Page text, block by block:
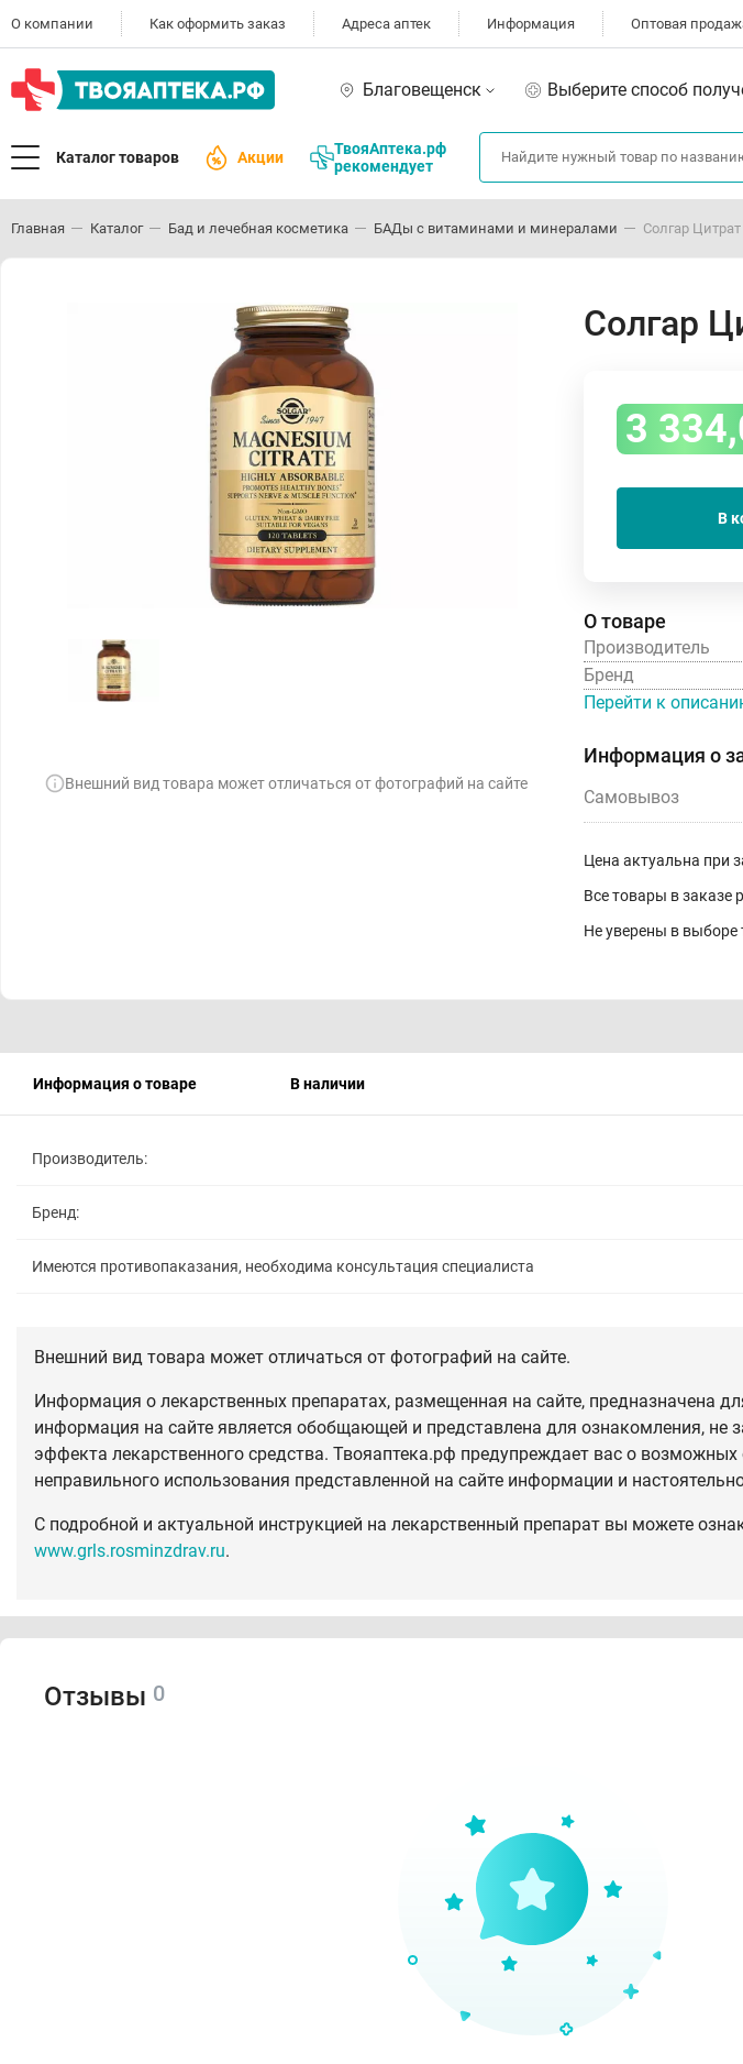
О компании Как оформить заказ Адреса аптек Информация Оптовая
Благовещенск Выберите способ
Каталог товаров Акции
ТвояАптека.рф
рекомендует
Главная Каталог Бад и лечебная косметика БАДы с витаминами и минералами Солгар
Внешний вид товара может отличаться от фотографий на сайте
Солгар
3
В
О товаре
Производитель
Бренд
Перейти к
Информация о
Самовывоз
Цена актуальна при
Все товары в заказе
Не уверены в выборе
Информация о товаре В наличии
Производитель:
Бренд:
Имеются противопаказания, необходима консультация специалиста
Внешний вид товара может отличаться от фотографий на сайте.
Информация о лекарственных препаратах, размещенная на сайте, предназначена
информация на сайте является обобщающей и представлена для ознакомления, не
эффекта лекарственного средства. Твояаптека.рф предупреждает вас о
неправильного использования представленной на сайте информации и
С подробной и актуальной инструкцией на лекарственный препарат вы можете
www.grls.rosminzdrav.ru.
Отзывы 0